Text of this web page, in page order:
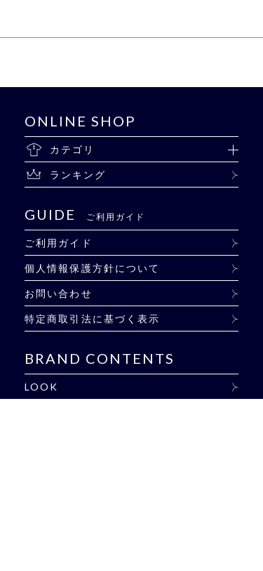
ONLINE SHOP
カテゴリ
ランキング
GUIDE ご利用ガイド
ご利用ガイド
個人情報保護方針について
お問い合わせ
特定商取引法に基づく表示
BRAND CONTENTS
LOOK